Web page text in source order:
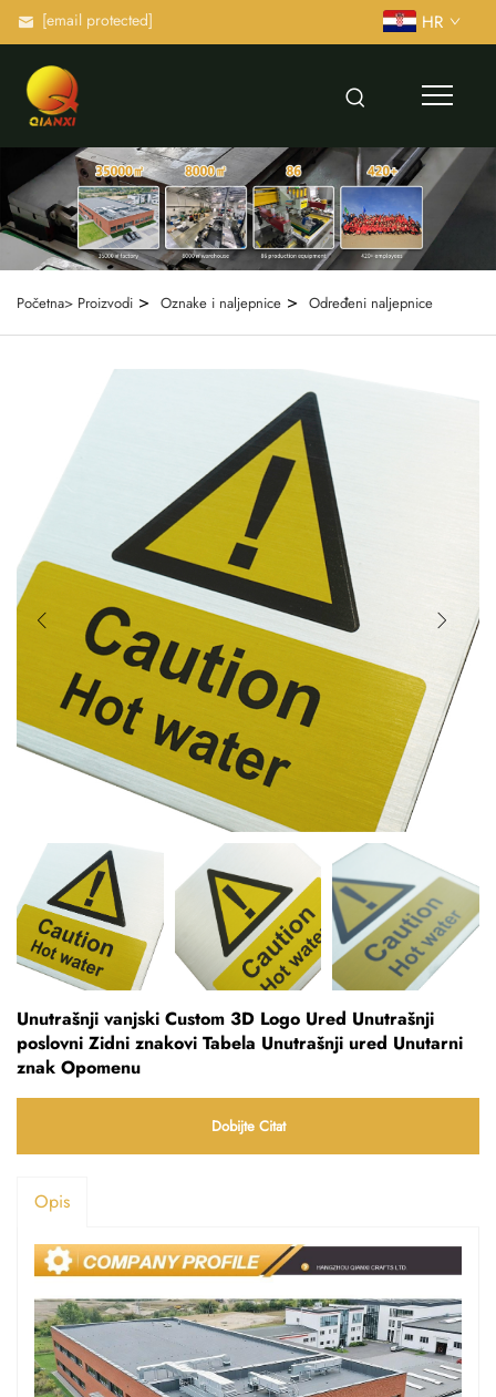
[email protected] HR
Početna> Proizvodi > Oznake i naljepnice > Određeni naljepnice
Unutrašnji vanjski Custom 3D Logo Ured Unutrašnji
poslovni Zidni znakovi Tabela Unutrašnji ured Unutarni
znak Opomenu
Dobijte Citat
Opis